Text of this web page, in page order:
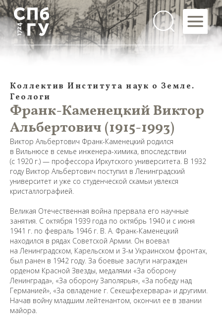
Коллектив Института наук о Земле.
Геологи
Франк-Каменецкий Виктор
Альбертович (1915-1993)
Виктор Альбертович Франк-Каменецкий родился
в Вильнюсе в семье инженера-химика, впоследствии
(с 1920 г.) — профессора Иркутского университета. В 1932
году Виктор Альбертович поступил в Ленинградский
университет и уже со студенческой скамьи увлекся
кристаллографией.
Великая Отечественная война прервала его научные
занятия. С октября 1939 года по октябрь 1940 и с июня
1941 г. по февраль 1946 г. В. А. Франк-Каменецкий
находился в рядах Советской Армии. Он воевал
на Ленинградском, Карельском и 3-м Украинском фронтах,
был ранен в 1942 году. За боевые заслуги награжден
орденом Красной Звезды, медалями «За оборону
Ленинграда», «За оборону Заполярья», «За победу над
Германией», «За овладение г. Секешфехервара» и другими.
Начав войну младшим лейтенантом, окончил ее в звании
майора.